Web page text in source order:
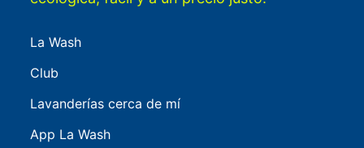
La Wash
Club
Lavanderías cerca de mí
App La Wash